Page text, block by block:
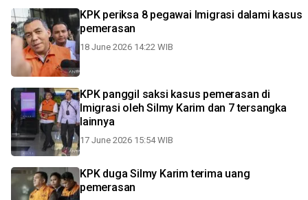
KPK periksa 8 pegawai Imigrasi dalami kasus
pemerasan
18 June 2026 14:22 WIB
KPK panggil saksi kasus pemerasan di
Imigrasi oleh Silmy Karim dan 7 tersangka
lainnya
17 June 2026 15:54 WIB
KPK duga Silmy Karim terima uang
pemerasan